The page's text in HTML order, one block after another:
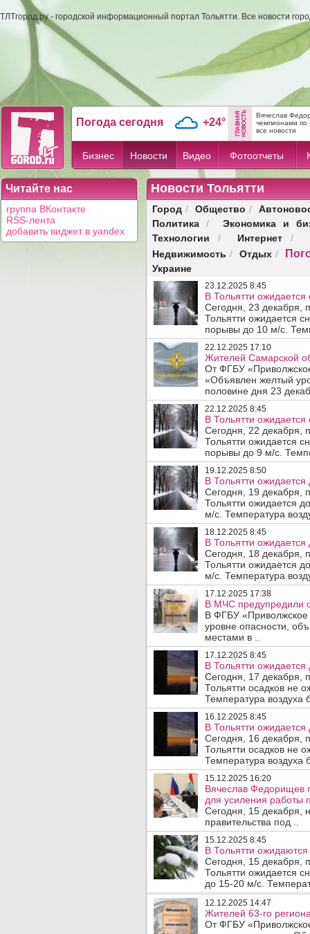
ТЛТгород.ру - городской информационный портал Тольятти. Все новости
Погода сегодня +24°
Вячеслав
чемпионами по
все новости
Бизнес Новости Видео Фотоотчеты
Читайте нас
группа ВКонтакте
RSS-лента
добавить виджет в yandex
Новости Тольятти
Город / Общество /
Политика /
Экономика и
Технологии / Интернет/
Недвижимость / Отдых /
Украине
23.12.2025 8:45
В Тольятти
Сегодня, 23 декабря,
Тольятти ожидается
порывы до 10 м/с.
22.12.2025 17:10
Жителей Самарской
От ФГБУ
«Объявлен желтый
половине дня 23
22.12.2025 8:45
В Тольятти
Сегодня, 22 декабря,
Тольятти ожидается
порывы до 9 м/с.
19.12.2025 8:50
В Тольятти
Сегодня, 19 декабря,
Тольятти ожидается
м/с. Температура
18.12.2025 8:45
В Тольятти
Сегодня, 18 декабря,
Тольятти ожидается
м/с. Температура
17.12.2025 17:38
В МЧС предупредили
В ФГБУ
уровне опасности,
местами в ..
17.12.2025 8:45
В Тольятти ожидается
Сегодня, 17 декабря,
Тольятти осадков не
Температура воздуха
16.12.2025 8:45
В Тольятти ожидается
Сегодня, 16 декабря,
Тольятти осадков не
Температура воздуха
15.12.2025 16:20
Вячеслав Федорищев
для усиления работы
Сегодня, 15 декабря,
правительства под ..
15.12.2025 8:45
В Тольятти
Сегодня, 15 декабря,
Тольятти ожидается
до 15-20 м/с.
12.12.2025 14:47
Жителей 63-го
От ФГБУ